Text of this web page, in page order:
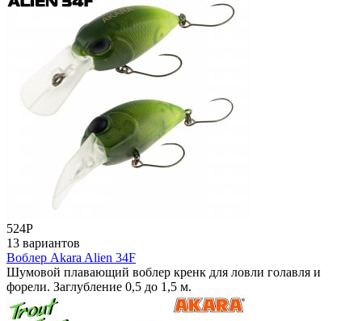
524Р
13 вариантов
Воблер Akara Alien 34F
Шумовой плавающий воблер кренк для ловли голавля и
форели. Заглубление 0,5 до 1,5 м.